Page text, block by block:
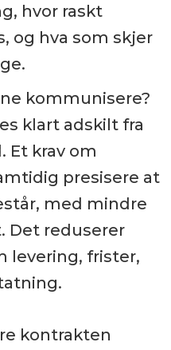
hvor raskt
og hva som skjer
kommunisere?
klart adskilt fra
Et krav om
presisere at
med mindre
Det reduserer
levering, frister,
kontrakten